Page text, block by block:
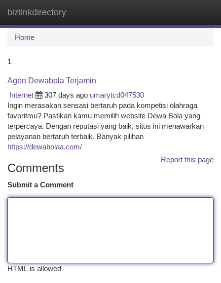
bizlinkdirectory
Home
1
Agen Dewabola Terjamin
Internet
307 days ago umarytcd047530
Ingin merasakan sensasi bertaruh pada kompetisi olahraga
favoritmu? Pastikan kamu memilih website Dewa Bola yang
terpercaya. Dengan reputasi yang baik, situs ini menawarkan
pelayanan bertaruh terbaik. Banyak pilihan
https://dewabolaa.com/
Report this page
Comments
Submit a Comment
HTML is allowed